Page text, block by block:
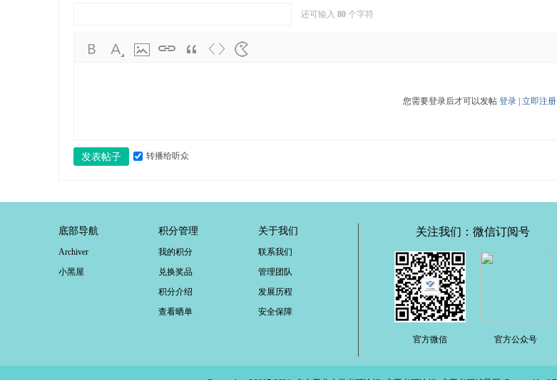
还可输入 80 个字符
您需要登录后才可以发帖 登录| 立即注册
发表帖子 转播给听众
底部导航
Archiver
小黑屋
积分管理
我的积分
兑换奖品
积分介绍
查看晒单
关于我们
联系我们
管理团队
发展历程
安全保障
关注我们：微信订阅号
官方微信 官方公众号